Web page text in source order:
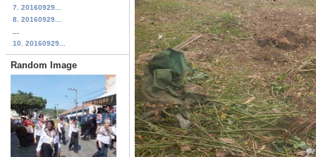
7. 20160929...
8. 20160929...
10. 20160929...
Random Image